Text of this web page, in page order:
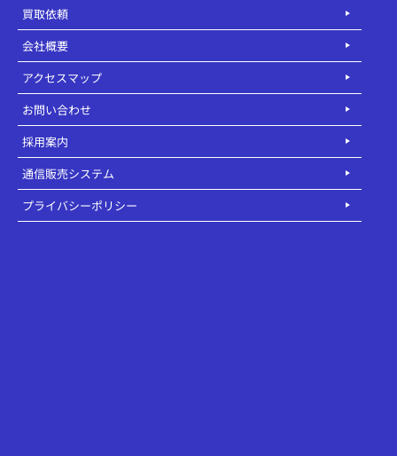
買取依頼
会社概要
アクセスマップ
お問い合わせ
採用案内
通信販売システム
プライバシーポリシー